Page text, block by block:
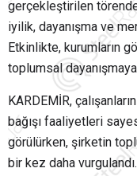
gerçekleştirilen
iyilik, dayanışma ve
Etkinlikte, kurumların
toplumsal
KARDEMİR,
bağışı faaliyetleri
görülürken, şirketin
bir kez daha vurgulandı.